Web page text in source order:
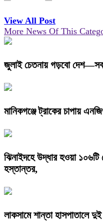
View All Post
More News Of This
জুলাই চেতনায় গড়বো
মানিকগঞ্জে ট্রাকের চাপায়
ঝিনাইদহে উদ্ধার হওয়া
হস্তান্তর,
লাকসামে শান্তা হাসপাতালে